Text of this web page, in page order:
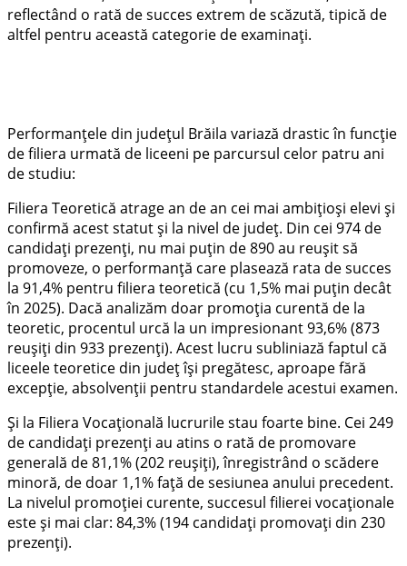
reflectând o rată de succes extrem de scăzută, tipică de
altfel pentru această categorie de examinați.
Performanțele din județul Brăila variază drastic în funcție
de filiera urmată de liceeni pe parcursul celor patru ani
de studiu:
Filiera Teoretică atrage an de an cei mai ambițioși elevi și
confirmă acest statut și la nivel de județ. Din cei 974 de
candidați prezenți, nu mai puțin de 890 au reușit să
promoveze, o performanță care plasează rata de succes
la 91,4% pentru filiera teoretică (cu 1,5% mai puțin decât
în 2025). Dacă analizăm doar promoția curentă de la
teoretic, procentul urcă la un impresionant 93,6% (873
reușiți din 933 prezenți). Acest lucru subliniază faptul că
liceele teoretice din județ își pregătesc, aproape fără
excepție, absolvenții pentru standardele acestui examen.
Și la Filiera Vocațională lucrurile stau foarte bine. Cei 249
de candidați prezenți au atins o rată de promovare
generală de 81,1% (202 reușiți), înregistrând o scădere
minoră, de doar 1,1% față de sesiunea anului precedent.
La nivelul promoției curente, succesul filierei vocaționale
este și mai clar: 84,3% (194 candidați promovați din 230
prezenți).